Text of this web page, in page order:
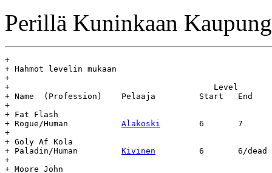
Perillä Kuninkaan
+
+ Hahmot levelin mukaan
+
+					   Level	    Day		Age
+ Name	(Profession)	Pelaaja		Start	End	Start	End	(days)
+
+ Fat Flash
Alakoski
+
+ Goly Af Kola
Kivinen
+
+ Moore John